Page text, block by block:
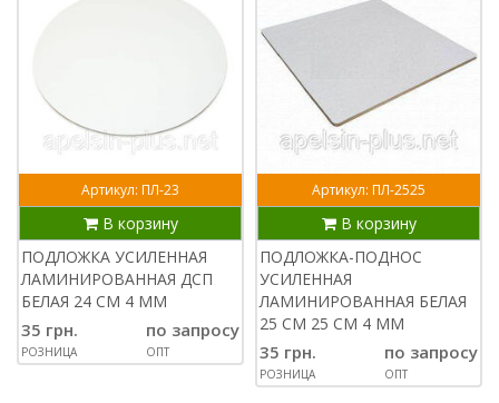
Артикул: ПЛ-23
В корзину
ПОДЛОЖКА УСИЛЕННАЯ
ЛАМИНИРОВАННАЯ ДСП
БЕЛАЯ 24 СМ 4 ММ
35 грн.
РОЗНИЦА
по запросу
ОПТ
Артикул: ПЛ-2525
В корзину
ПОДЛОЖКА-ПОДНОС
УСИЛЕННАЯ
ЛАМИНИРОВАННАЯ БЕЛАЯ
25 СМ 25 СМ 4 ММ
35 грн.
РОЗНИЦА
по запросу
ОПТ